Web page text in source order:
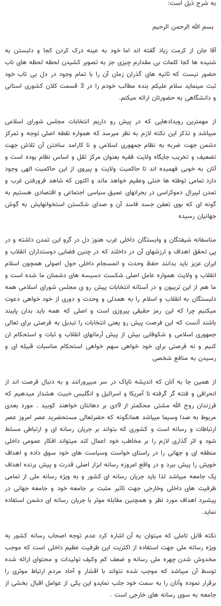
به شرح ذیل است:
بسم الله الرحمن الرحیم
آقا جان از کرمت زیاد گفته اند اما خود به عینه درک کردن کجا و دلبستن به
شنیده ها کجا کلمات بی مقدارم چیزی جز به تصویر کشیدن لحظه لحظه های ناب
حضور نیست که ثانیه های گذران زمان آن را با تمام وجود در دل بی تاب خود
ثبت مینماید سلام علیکم بنده مطالب خودم را در 3 قسمت کلان کشوری استانی
و دانشگاهی به حضورتان ارائه میکنم.
از مهمترین رویدادهایی که در پیش رو داریم انتخابات مجلس شورای اسلامی
میباشد و تذکر این نکته لازم به نظر میرسد که همواره نقطه اصلی توجه و تمرکز
دشمن جهت ضربه به نظام جمهوری اسلامی و نا کارامد ساختن آن تلاش جهت
تضعیف و تخریب جایگاه ولایت فقیه بعنوان مرکز ثقل و اساس نظام بوده است و
آنان به خوبی فهمیده اند تا حاکمیت ولایت و پیروی از این حاکمیت الهی وجود
دارد تمامی توطئه ها خنثی وعقیم خواهد ماند و اکنون که شاهد فرورفتن غرب و
تمدن لیبرال دموکراسی در بحرانهای عمیق سیاسی اجتماعی و اقتصادی هستیم به
گونه ای که بوی تعفن جسد فاسد آن و صدای شکستن استخوانهایش به گوش
جهانیان رسیده
متاسفانه شیفتگان و وابستگان داخلی غرب هنوز دل در گرو این تمدن داشته و در
پی تحقق اهداف و ارزشهای آن در داخلند که در چنین فضایی دوستداران انقلاب و
ایران عزیز باید بدانند حفظ وحدت و انمسجام داخلی حول اصولی همچون اسلام
انقلاب و ولایت همواره عامل اصلی شکست دسیسه های دشمنان ما شده است و
ما هم از این تریبون و در آستانه انتخابات پیش رو ی مجلس شورای اسلامی همه
دلبستگان به انقلاب و اسلام را به همدلی و وحدت و دوری از خود خواهی دعوت
میکنیم چرا که این رمز حقیقی پیروزی است و اصلی که همه باید بدان پایبند
باشند آنست که این فرصت پیش رو یعنی انتخابات را تبدیل به فرصتی برای تعالی
جمهوری اسلامی و شکوفایی بیش از پیش آرمانهای انقلاب و ثبات و استحکام ان
کنیم و نه فرصتی برای خود خواهی سهم خواهی استحکام مناسبات قبیله ای و
رسیدن به منافع شخصی
از همین جا به آنان که اندیشه ناپاک در سر میپرورانند و به دنبال فرصت اند از
انحرافی و فتنه گر گرفته تا آمریکا و اسرائیل و انگلیس خبیث هشدار میدهیم که
فرزندان روح الله مشتی محکمتر از 9دی بر دهانتان خواهند کوبید . مورد بعدی
مربوط به صدا وسیما میباشد همانگونه که حضرتعالی مستحضرید عصر امروز عصر
ارتباطات و رسانه است و کشوری که بتواند بر جریان رسانه ای و ارتباطی مسلط
شود و اثر گذاری لازم را بر مخاطب خود اعمال کند میتواند افکار عمومی داخلی
منطقه ای و جهانی را در راستای خواست وسیاست های خود سوق داده و اهداف
خویش را پیش ببرد و در واقع امروزه رسانه ابزار اصلی قدرت و پیش برنده اهداف
یک جامعه میباشد لذا باید جریان رسانه ای کشور و به ویژه رسانه ملی از تمامی
ظرفیت های داخلی وخارجی جهت تاثیر مثبت بر جامعه خود و جامعه جهانی در
پیشبرد اهداف مورد نظر و همچنین مقابله موثر با جریان رسانه ای دشمن استفاده
نماید.
نکته قابل تاملی که میتوان به آن اشاره کرد عدم توجه اصحاب رسانه کشور به
ویژه رسانه ملی جهت استفاده از اکثریت این ظرفیت عظیم داخلی است که موجب
مخدوش شدن چهره ملی رسانه و ضعف کم وکیف تولیدات و محتوای ارائه شده
توسط آن میباشد که موجب شده نتواند با اقشار و آحاد مردم ارتباط موثری را
برقرار نموده وآنان را به سمت خود جلب نمایدو این یکی از عوامل اقبال بخشی از
جامعه به سوی رسانه های خارجی است .